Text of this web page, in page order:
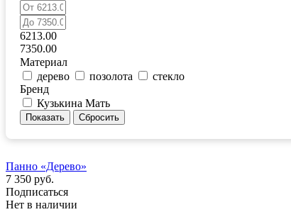
6213.00
7350.00
Материал
дерево
позолота
стекло
Бренд
Кузькина Мать
Панно «Дерево»
7 350 руб.
Подписаться
Нет в наличии